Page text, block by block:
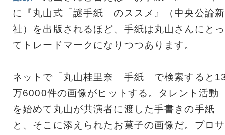
に『丸山式「謎手紙」のススメ』（中央公論新
社）を出版されるほど、手紙は丸山さんにとっ
てトレードマークになりつつあります。
ネットで「丸山桂里奈 手紙」で検索すると
万6000件の画像がヒットする。タレント活動
を始めて丸山が共演者に渡した手書きの手紙
と、そこに添えられたお菓子の画像だ。プロサ